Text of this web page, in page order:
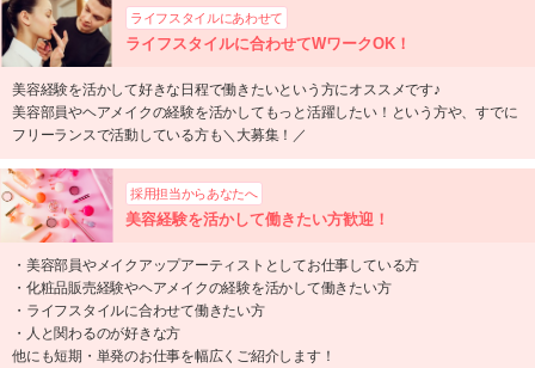
ライフスタイルにあわせて
ライフスタイルに合わせてWワークOK！
美容経験を活かして好きな日程で働きたいという方にオススメです♪
美容部員やヘアメイクの経験を活かしてもっと活躍したい！という方や、すでに
フリーランスで活動している方も＼大募集！／
採用担当からあなたへ
美容経験を活かして働きたい方歓迎！
・美容部員やメイクアップアーティストとしてお仕事している方
・化粧品販売経験やヘアメイクの経験を活かして働きたい方
・ライフスタイルに合わせて働きたい方
・人と関わるのが好きな方
他にも短期・単発のお仕事を幅広くご紹介します！